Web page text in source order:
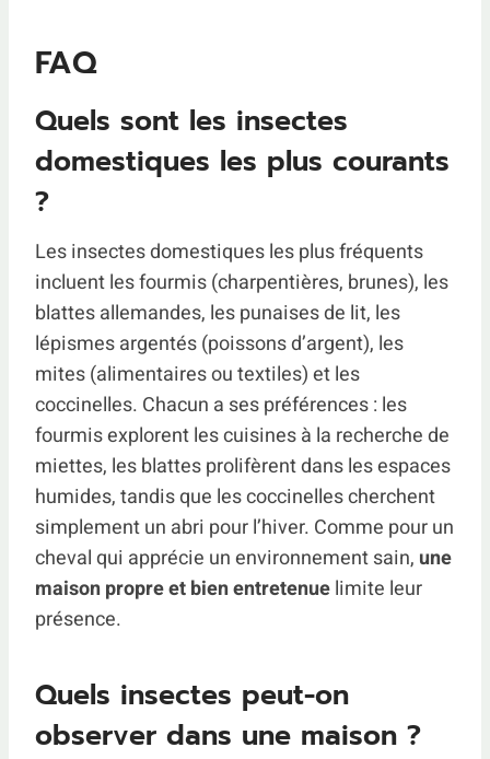
FAQ
Quels sont les insectes
domestiques les plus courants
?
Les insectes domestiques les plus fréquents
incluent les fourmis (charpentières, brunes), les
blattes allemandes, les punaises de lit, les
lépismes argentés (poissons d’argent), les
mites (alimentaires ou textiles) et les
coccinelles. Chacun a ses préférences : les
fourmis explorent les cuisines à la recherche de
miettes, les blattes prolifèrent dans les espaces
humides, tandis que les coccinelles cherchent
simplement un abri pour l’hiver. Comme pour un
cheval qui apprécie un environnement sain, une
maison propre et bien entretenuelimite leur
présence.
Quels insectes peut-on
observer dans une maison ?